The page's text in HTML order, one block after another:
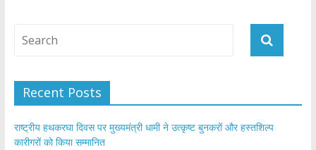
Recent Posts
राष्ट्रीय हथकरघा दिवस पर मुख्यमंत्री धामी ने उत्कृष्ट बुनकरों और हस्तशिल्प
कारीगरों को किया सम्मानित